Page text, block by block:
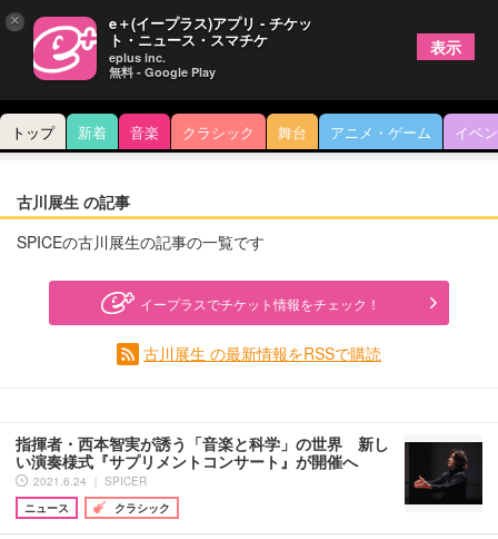
トップ 新着 音楽 クラシック 舞台 アニメ・ゲーム イベ
古川展生 の記事
SPICEの古川展生の記事の一覧です
イープラスでチケット情報をチェック！
古川展生 の最新情報をRSSで購読
指揮者・西本智実が誘う「音楽と科学」の世界 新し
い演奏様式『サプリメントコンサート』が開催へ
2021.6.24 ｜ SPICER
ニュース
クラシック
× e＋(イープラス)アプリ - チケッ
ト・ニュース・スマチケ
eplus inc.
無料 - Google Play
表示